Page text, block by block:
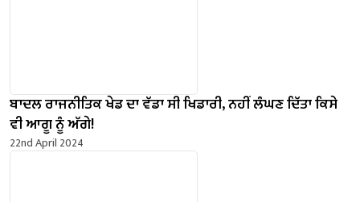
ਬਾਦਲ ਰਾਜਨੀਤਿਕ ਖੇਡ ਦਾ ਵੱਡਾ ਸੀ ਖਿਡਾਰੀ, ਨਹੀਂ ਲੰਘਣ ਦਿੱਤਾ ਕਿਸੇ
ਵੀ ਆਗੂ ਨੂੰ ਅੱਗੇ!
22nd April 2024